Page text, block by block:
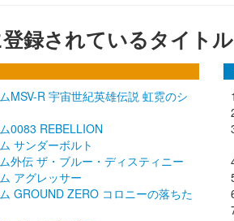
録されているタイトル
MSV-R 宇宙世紀英雄伝説 虹霓のシ
0083 REBELLION
サンダーボルト
外伝 ザ・ブルー・ディスティニー
アグレッサー
GROUND ZERO コロニーの落ちた